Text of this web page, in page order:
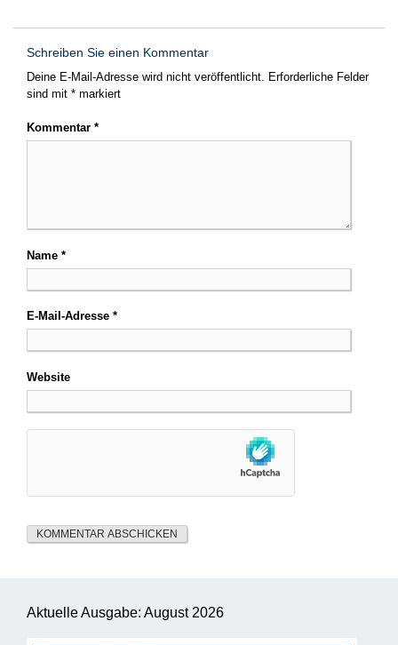
Schreiben Sie einen Kommentar
Deine E-Mail-Adresse wird nicht veröffentlicht. Erforderliche Felder
sind mit * markiert
Kommentar *
Name *
E-Mail-Adresse *
Website
Aktuelle Ausgabe: August 2026